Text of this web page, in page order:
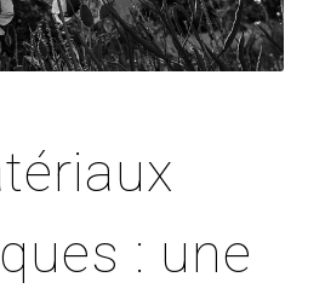
: une